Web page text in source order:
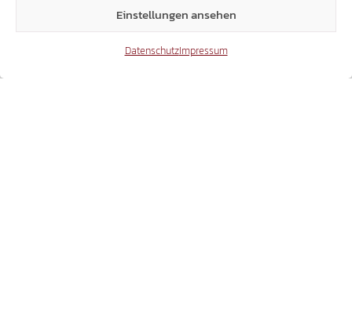
Einstellungen ansehen
DatenschutzImpressum